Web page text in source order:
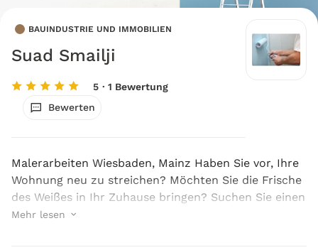
BAUINDUSTRIE UND IMMOBILIEN
Suad Smailji
5 · 1 Bewertung
Bewerten
Malerarbeiten Wiesbaden, Mainz Haben Sie vor, Ihre
Wohnung neu zu streichen? Möchten Sie die Frische
des Weißes in Ihr Zuhause bringen? Suchen Sie einen
guten Maler? Wir haben den Top-Anbieter für
Mehr lesen